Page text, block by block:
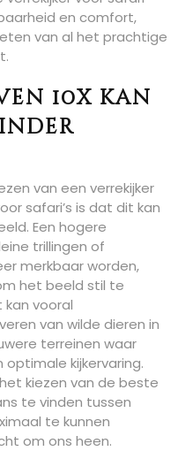
en comfort,
van al het prachtige
10x kan
van een verrekijker
safari’s is dat dit kan
Een hogere
trillingen of
merkbaar worden,
het beeld stil te
vooral
van wilde dieren in
terreinen waar
kijkervaring.
kiezen van de beste
te vinden tussen
te kunnen
om ons heen.